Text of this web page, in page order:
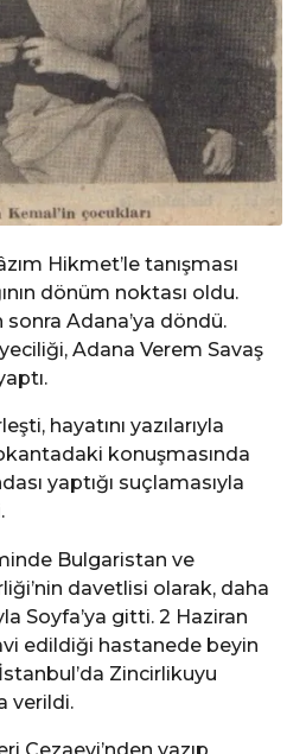
Hikmet’le tanışması
dönüm noktası oldu.
sonra Adana’ya döndü.
Adana Verem Savaş
hayatını yazılarıyla
konuşmasında
yaptığı suçlamasıyla
Bulgaristan ve
davetlisi olarak, daha
Soyfa’ya gitti. 2 Haziran
edildiği hastanede beyin
Zincirlikuyu
verildi.